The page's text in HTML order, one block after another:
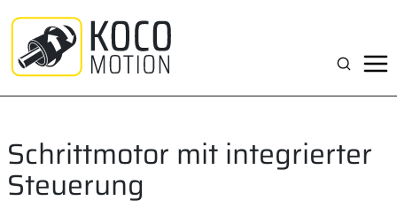
Inhalt
springen
Suchen
Schrittmotor mit integrierter
Steuerung